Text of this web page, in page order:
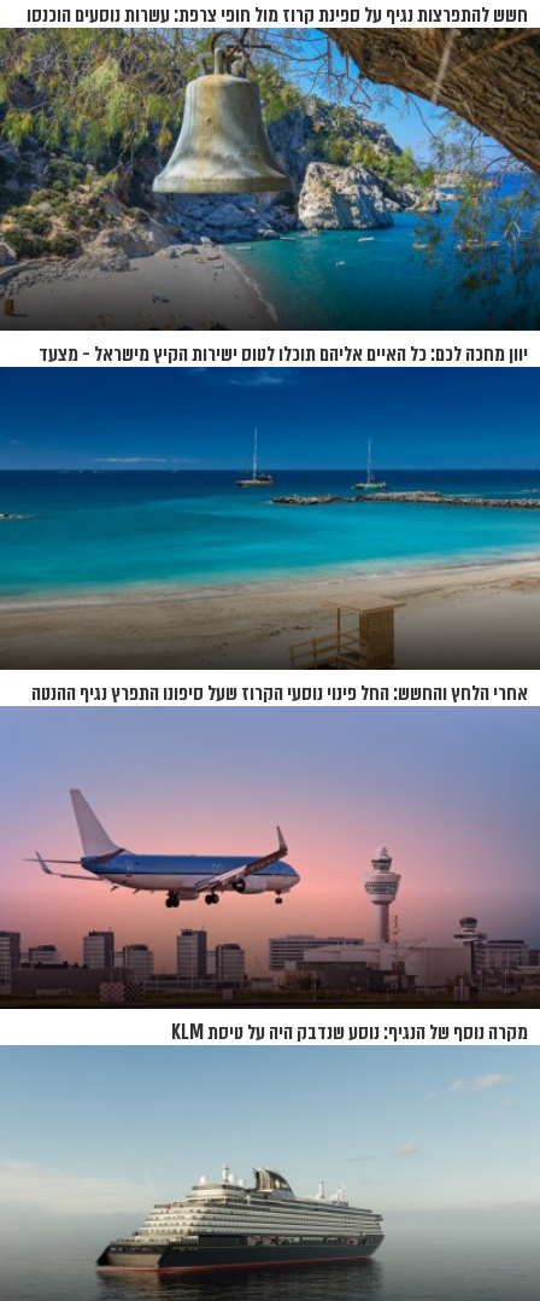
חשש להתפרצות נגיף על ספינת קרוז מול חופי צרפת: עשרות נוסעים הוכנסו
לבידוד
יוון מחכה לכם: כל האיים אליהם תוכלו לטוס ישירות הקיץ מישראל - מצעד
אחרי הלחץ והחשש: החל פינוי נוסעי הקרוז שעל סיפונו התפרץ נגיף ההנטה
מקרה נוסף של הנגיף: נוסע שנדבק היה על טיסת KLM